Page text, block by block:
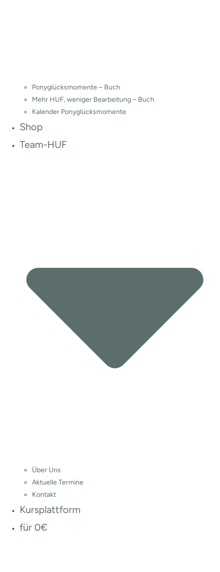
Ponyglücksmomente – Buch
Mehr HUF, weniger Bearbeitung – Buch
Kalender Ponyglücksmomente
Shop
Team-HUF
Über Uns
Aktuelle Termine
Kontakt
Kursplattform
für 0€